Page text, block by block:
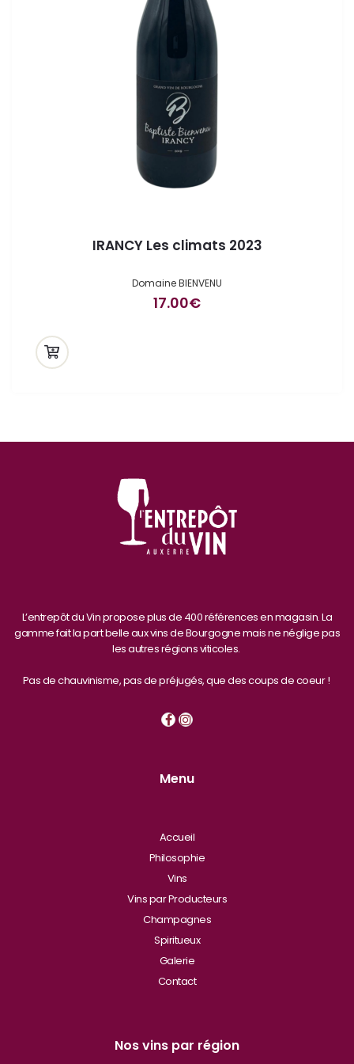
IRANCY Les climats 2023
Domaine BIENVENU
17.00€
L’entrepôt du Vin propose plus de 400 références en magasin. La
gamme fait la part belle aux vins de Bourgogne mais ne néglige pas
les autres régions viticoles.
Pas de chauvinisme, pas de préjugés, que des coups de coeur !
Menu
Accueil
Philosophie
Vins
Vins par Producteurs
Champagnes
Spiritueux
Galerie
Contact
Nos vins par région